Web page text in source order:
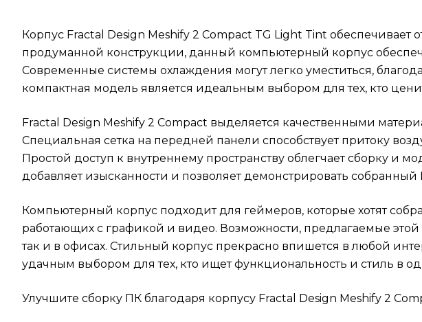
в
тех,
Корпус Fractal Design Meshify 2 Compact TG Light Tint
продуманной конструкции, данный компьютерный корпус
Современные системы охлаждения могут легко уместиться,
компактная модель является идеальным выбором для тех, кто
Fractal Design Meshify 2 Compact выделяется качественными
Специальная сетка на передней панели способствует притоку
Простой доступ к внутреннему пространству облегчает сборку
добавляет изысканности и позволяет демонстрировать
Компьютерный корпус подходит для геймеров, которые хотят
работающих с графикой и видео. Возможности, предлагаемые
так и в офисах. Стильный корпус прекрасно впишется в любой
удачным выбором для тех, кто ищет функциональность и стиль в
Улучшите сборку ПК благодаря корпусу Fractal Design Meshify 2